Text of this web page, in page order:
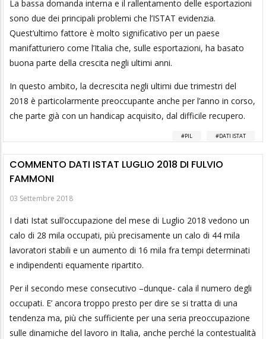
La bassa domanda interna e il rallentamento delle esportazioni
sono due dei principali problemi che l’ISTAT evidenzia.
Quest’ultimo fattore è molto significativo per un paese
manifatturiero come l’Italia che, sulle esportazioni, ha basato
buona parte della crescita negli ultimi anni.
In questo ambito, la decrescita negli ultimi due trimestri del
2018 è particolarmente preoccupante anche per l’anno in corso,
che parte già con un handicap acquisito, dal difficile recupero.
PIL DATI ISTAT
COMMENTO DATI ISTAT LUGLIO 2018 DI FULVIO
FAMMONI
03 Settembre 2018
I dati Istat sull’occupazione del mese di Luglio 2018 vedono un
calo di 28 mila occupati, più precisamente un calo di 44 mila
lavoratori stabili e un aumento di 16 mila fra tempi determinati
e indipendenti equamente ripartito.
Per il secondo mese consecutivo –dunque- cala il numero degli
occupati. E’ ancora troppo presto per dire se si tratta di una
tendenza ma, più che sufficiente per una seria preoccupazione
sulle dinamiche del lavoro in Italia, anche perché la contestualità